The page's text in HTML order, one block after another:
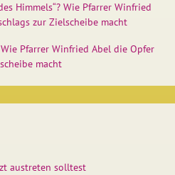
Himmels“? Wie Pfarrer Winfried
zur Zielscheibe macht
Wie Pfarrer Winfried Abel die Opfer
macht
austreten solltest